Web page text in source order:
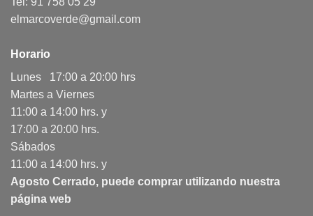
elmarcoverde@gmail.com
Horario
Lunes 17:00 a 20:00 hrs
Martes a Viernes
11:00 a 14:00 hrs. y
17:00 a 20:00 hrs.
Sábados
11:00 a 14:00 hrs. y
Agosto Cerrado, puede comprar utilizando nuestra
página web